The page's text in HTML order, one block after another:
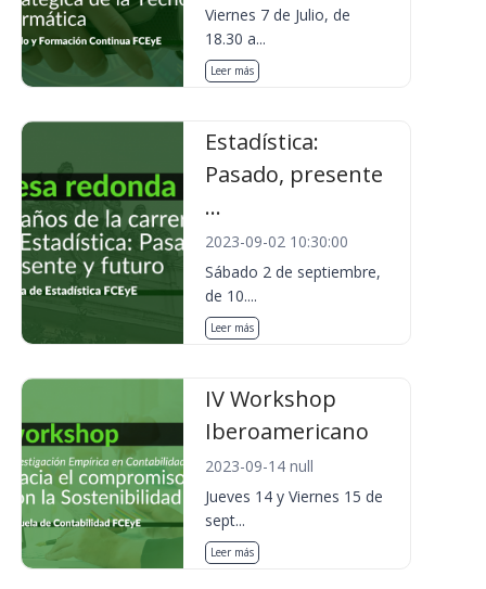
Viernes 7 de Julio, de
18.30 a...
Leer más
Estadística:
Pasado, presente
...
2023-09-02 10:30:00
Sábado 2 de septiembre,
de 10....
Leer más
IV Workshop
Iberoamericano
2023-09-14 null
Jueves 14 y Viernes 15 de
sept...
Leer más